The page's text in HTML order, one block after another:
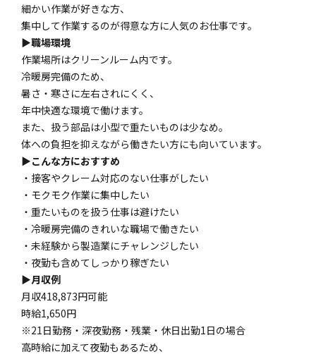
細かい作業が好きな方、
集中して作業するのが得意な方に人気のお仕事です。
▶職場環境
作業場所はクリーンルーム内です。
冷暖房完備のため、
暑さ・寒さに左右されにくく、
年中快適な環境で働けます。
また、扱う部品は小型で重たいものは少なめ。
体への負担を抑えながら働きたい方にも向いています。
▶こんな方におすすめ
・接客やクレーム対応のない仕事がしたい
・モクモク作業に集中したい
・重たいものを扱う仕事は避けたい
・冷暖房完備のきれいな職場で働きたい
・未経験から製造業にチャレンジしたい
・夜勤も含めてしっかり稼ぎたい
▶月収例
月収418,873円可能
時給1,650円
※21日勤務・深夜勤務・残業・休日出勤1日の場合
高時給に加えて夜勤もあるため、